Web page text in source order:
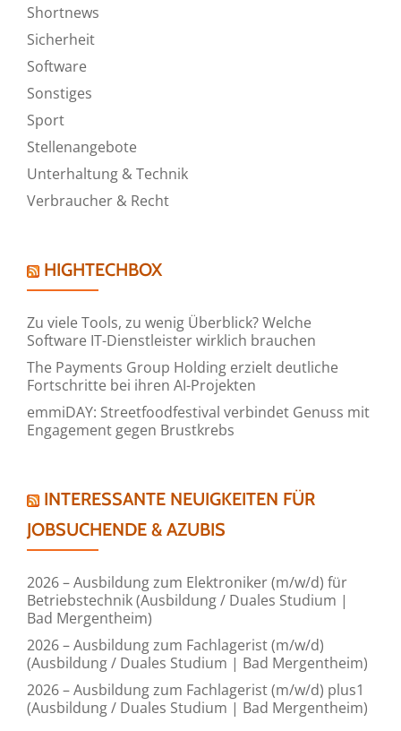
Shortnews
Sicherheit
Software
Sonstiges
Sport
Stellenangebote
Unterhaltung & Technik
Verbraucher & Recht
HIGHTECHBOX
Zu viele Tools, zu wenig Überblick? Welche
Software IT-Dienstleister wirklich brauchen
The Payments Group Holding erzielt deutliche
Fortschritte bei ihren AI-Projekten
emmiDAY: Streetfoodfestival verbindet Genuss mit
Engagement gegen Brustkrebs
INTERESSANTE NEUIGKEITEN FÜR
JOBSUCHENDE & AZUBIS
2026 – Ausbildung zum Elektroniker (m/w/d) für
Betriebstechnik (Ausbildung / Duales Studium |
Bad Mergentheim)
2026 – Ausbildung zum Fachlagerist (m/w/d)
(Ausbildung / Duales Studium | Bad Mergentheim)
2026 – Ausbildung zum Fachlagerist (m/w/d) plus1
(Ausbildung / Duales Studium | Bad Mergentheim)